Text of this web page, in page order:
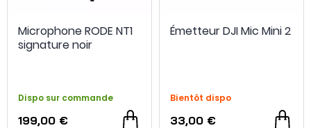
Microphone RODE NT1
signature noir
Dispo sur commande
199,00 €
Émetteur DJI Mic Mini 2
Bientôt dispo
33,00 €